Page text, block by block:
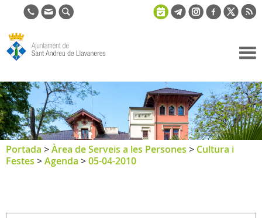
de Sant
Andreu de
Llavaneres
Portada >Àrea de Serveis a les Persones > Cultura i
Festes >Agenda >05-04-2010